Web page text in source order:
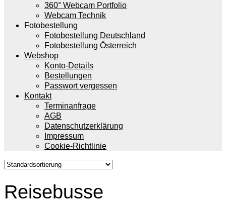
360° Webcam Portfolio
Webcam Technik
Fotobestellung
Fotobestellung Deutschland
Fotobestellung Österreich
Webshop
Konto-Details
Bestellungen
Passwort vergessen
Kontakt
Terminanfrage
AGB
Datenschutzerklärung
Impressum
Cookie-Richtlinie
Reisebusse